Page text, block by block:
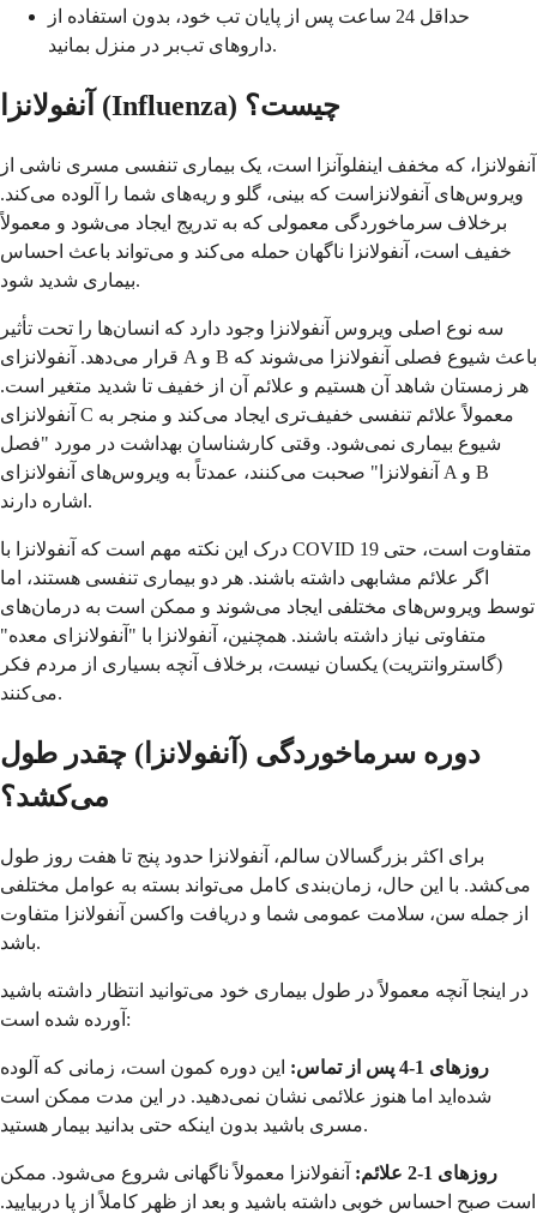
حداقل 24 ساعت پس از پایان تب خود، بدون استفاده از
داروهای تب‌بر در منزل بمانید.
آنفولانزا (Influenza) چیست؟
آنفولانزا، که مخفف اینفلوآنزا است، یک بیماری تنفسی مسری ناشی از
ویروس‌های آنفولانزاست که بینی، گلو و ریه‌های شما را آلوده می‌کند.
برخلاف سرماخوردگی معمولی که به تدریج ایجاد می‌شود و معمولاً
خفیف است، آنفولانزا ناگهان حمله می‌کند و می‌تواند باعث احساس
بیماری شدید شود.
سه نوع اصلی ویروس آنفولانزا وجود دارد که انسان‌ها را تحت تأثیر
قرار می‌دهد. آنفولانزای A و B باعث شیوع فصلی آنفولانزا می‌شوند که
هر زمستان شاهد آن هستیم و علائم آن از خفیف تا شدید متغیر است.
آنفولانزای C معمولاً علائم تنفسی خفیف‌تری ایجاد می‌کند و منجر به
شیوع بیماری نمی‌شود. وقتی کارشناسان بهداشت در مورد "فصل
آنفولانزا" صحبت می‌کنند، عمدتاً به ویروس‌های آنفولانزای A و B
اشاره دارند.
درک این نکته مهم است که آنفولانزا با COVID 19 متفاوت است، حتی
اگر علائم مشابهی داشته باشند. هر دو بیماری تنفسی هستند، اما
توسط ویروس‌های مختلفی ایجاد می‌شوند و ممکن است به درمان‌های
متفاوتی نیاز داشته باشند. همچنین، آنفولانزا با "آنفولانزای معده"
(گاستروانتریت) یکسان نیست، برخلاف آنچه بسیاری از مردم فکر
می‌کنند.
دوره سرماخوردگی (آنفولانزا) چقدر طول
می‌کشد؟
برای اکثر بزرگسالان سالم، آنفولانزا حدود پنج تا هفت روز طول
می‌کشد. با این حال، زمان‌بندی کامل می‌تواند بسته به عوامل مختلفی
از جمله سن، سلامت عمومی شما و دریافت واکسن آنفولانزا متفاوت
باشد.
در اینجا آنچه معمولاً در طول بیماری خود می‌توانید انتظار داشته باشید
آورده شده است:
روزهای 1-4 پس از تماس:
این دوره کمون است، زمانی که آلوده
شده‌اید اما هنوز علائمی نشان نمی‌دهید. در این مدت ممکن است
مسری باشید بدون اینکه حتی بدانید بیمار هستید.
روزهای 1-2 علائم:
آنفولانزا معمولاً ناگهانی شروع می‌شود. ممکن
است صبح احساس خوبی داشته باشید و بعد از ظهر کاملاً از پا دربیایید.